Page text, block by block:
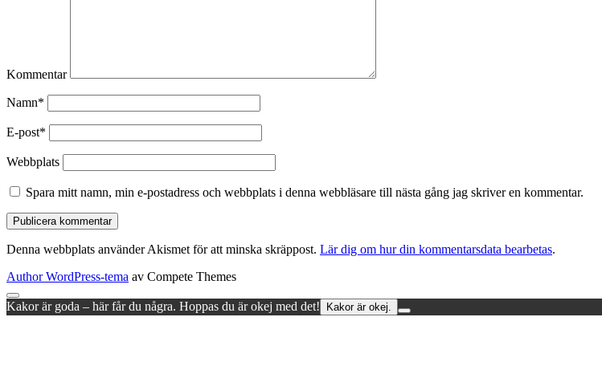
Kommentar
Namn*
E-post*
Webbplats
Spara mitt namn, min e-postadress och webbplats i denna webbläsare till nästa gång jag skriver en kommentar.
Denna webbplats använder Akismet för att minska skräppost. Lär dig om hur din kommentarsdata bearbetas.
Author WordPress-tema av Compete Themes
Rulla
till
Kakor är goda – här får du några. Hoppas du är okej med det! Kakor är okej.